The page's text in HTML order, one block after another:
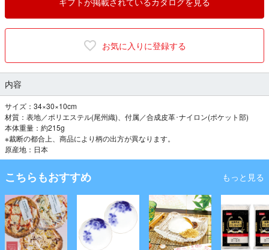
お気に入りに登録する
内容
サイズ：34×30×10cm
材質：表地／ポリエステル(尾州織)、付属／合成皮革･ナイロン(ポケット部)
本体重量：約215g
※裁断の都合上、商品により柄の出方が異なります。
原産地：日本
こちらもおすすめ もっと見る